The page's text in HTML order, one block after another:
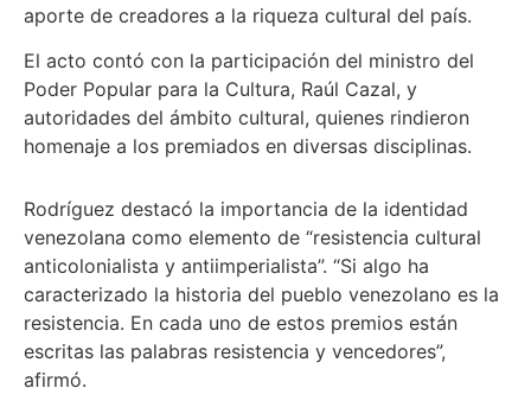
aporte de creadores a la riqueza cultural del país.
El acto contó con la participación del ministro del
Poder Popular para la Cultura, Raúl Cazal, y
autoridades del ámbito cultural, quienes rindieron
homenaje a los premiados en diversas disciplinas.
Rodríguez destacó la importancia de la identidad
venezolana como elemento de “resistencia cultural
anticolonialista y antiimperialista”. “Si algo ha
caracterizado la historia del pueblo venezolano es la
resistencia. En cada uno de estos premios están
escritas las palabras resistencia y vencedores”,
afirmó.